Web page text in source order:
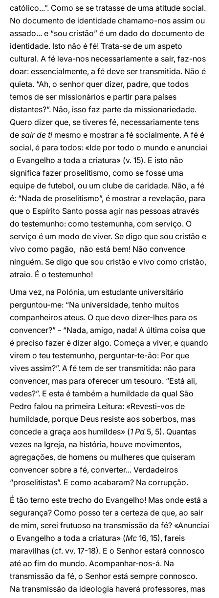
católico...”. Como se se tratasse de uma atitude social.
No documento de identidade chamamo-nos assim ou
assado... e “sou cristão” é um dado do documento de
identidade. Isto não é fé! Trata-se de um aspeto
cultural. A fé leva-nos necessariamente a sair, faz-nos
doar: essencialmente, a fé deve ser transmitida. Não é
quieta. “Ah, o senhor quer dizer, padre, que todos
temos de ser missionários e partir para países
distantes?”. Não, isso faz parte da missionariedade.
Quero dizer que, se tiveres fé, necessariamente tens
de sair de ti mesmo e mostrar a fé socialmente. A fé é
social, é para todos: «Ide por todo o mundo e anunciai
o Evangelho a toda a criatura» (v. 15). E isto não
significa fazer proselitismo, como se fosse uma
equipe de futebol, ou um clube de caridade. Não, a fé
é: “Nada de proselitismo”, é mostrar a revelação, para
que o Espírito Santo possa agir nas pessoas através
do testemunho: como testemunha, com serviço. O
serviço é um modo de viver. Se digo que sou cristão e
vivo como pagão, não está bem! Não convence
ninguém. Se digo que sou cristão e vivo como cristão,
atraio. É o testemunho!
Uma vez, na Polónia, um estudante universitário
perguntou-me: “Na universidade, tenho muitos
companheiros ateus. O que devo dizer-lhes para os
convencer?” - “Nada, amigo, nada! A última coisa que
é preciso fazer é dizer algo. Começa a viver, e quando
virem o teu testemunho, perguntar-te-ão: Por que
vives assim?”. A fé tem de ser transmitida: não para
convencer, mas para oferecer um tesouro. “Está ali,
vedes?”. E esta é também a humildade da qual São
Pedro falou na primeira Leitura: «Revesti-vos de
humildade, porque Deus resiste aos soberbos, mas
concede a graça aos humildes» (1 Pd 5, 5). Quantas
vezes na Igreja, na história, houve movimentos,
agregações, de homens ou mulheres que quiseram
convencer sobre a fé, converter... Verdadeiros
“proselitistas”. E como acabaram? Na corrupção.
É tão terno este trecho do Evangelho! Mas onde está a
segurança? Como posso ter a certeza de que, ao sair
de mim, serei frutuoso na transmissão da fé? «Anunciai
o Evangelho a toda a criatura» (Mc 16, 15), fareis
maravilhas (cf. vv. 17-18). E o Senhor estará connosco
até ao fim do mundo. Acompanhar-nos-á. Na
transmissão da fé, o Senhor está sempre connosco.
Na transmissão da ideologia haverá professores, mas